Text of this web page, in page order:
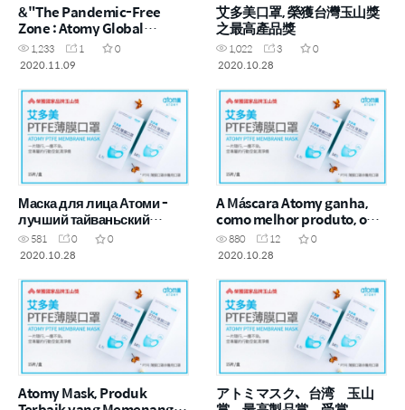
&"The Pandemic-Free
Zone : Atomy Global
Offices&"
1,233 1
0
2020.11.09
艾多美口罩, 榮獲台灣玉山獎
之最高產品獎
1,022 3
0
2020.10.28
Маска для лица Атоми -
лучший тайваньский
продукт в ассортименте
Атоми, выигравший приз
581 0
0
2020.10.28
A Máscara Atomy ganha,
como melhor produto, o
&"Prêmio Yushan&" em
Taiwan
880 12
0
2020.10.28
Atomy Mask, Produk アトミマスク、台湾 玉山